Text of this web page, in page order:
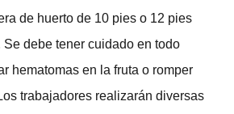
de huerto de 10 pies o 12 pies
debe tener cuidado en todo
hematomas en la fruta o romper
trabajadores realizarán diversas